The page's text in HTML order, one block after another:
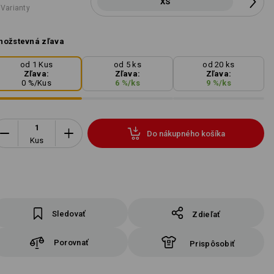
zľava
od 1 Kus
Zľava:
0 %/Kus
od 5 ks
Zľava:
6 %/ ks
od 20 ks
Zľava:
9 %/ ks
Kus
Do nákupného košíka
Sledovať Zdieľať
Porovnať Prispôsobiť